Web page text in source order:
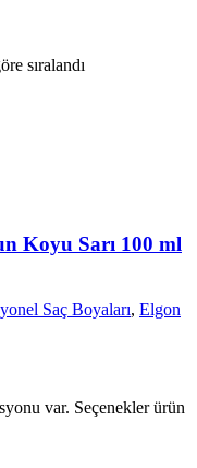
sıralandı
Koyu Sarı 100 ml
Saç Boyaları, Elgon
var. Seçenekler ürün